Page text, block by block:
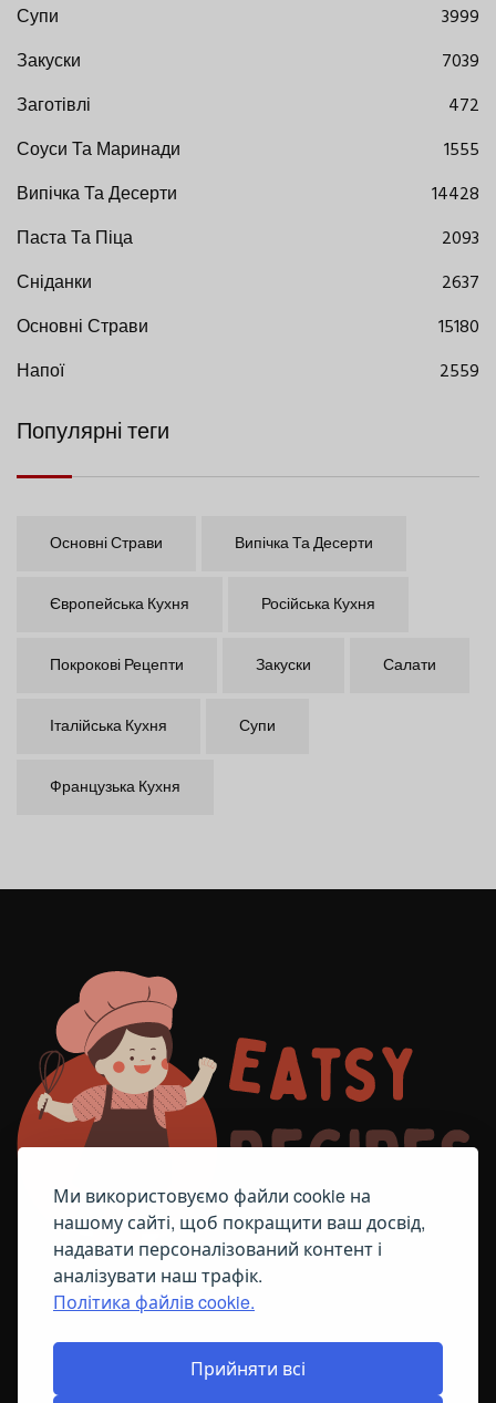
Ми використовуємо файли cookie на
нашому сайті, щоб покращити ваш досвід,
надавати персоналізований контент і
аналізувати наш трафік.
Політика файлів cookie.
Прийняти всі
Супи
3999
Закуски
7039
Заготівлі
472
Соуси Та Маринади
1555
Випічка Та Десерти
14428
Паста Та Піца
2093
Сніданки
2637
Основні Страви
15180
Напої
2559
Популярні теги
Основні Страви Випічка Та Десерти
Європейська Кухня Російська Кухня
Покрокові Рецепти Закуски Салати
Італійська Кухня Супи
Французька Кухня
ПОЛІТИКА ЩОДО ФАЙЛІВ COOKIE